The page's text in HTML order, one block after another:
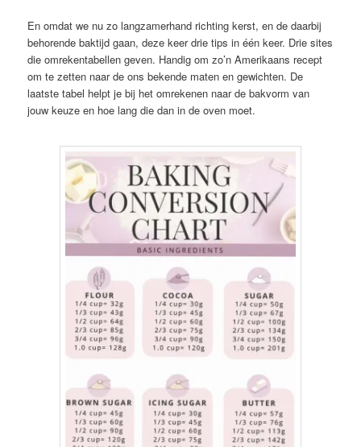
En omdat we nu zo langzamerhand richting kerst, en de daarbij
behorende baktijd gaan, deze keer drie tips in één keer. Drie sites
die omrekentabellen geven. Handig om zo’n Amerikaans recept
om te zetten naar de ons bekende maten en gewichten. De
laatste tabel helpt je bij het omrekenen naar de bakvorm van
jouw keuze en hoe lang die dan in de oven moet.